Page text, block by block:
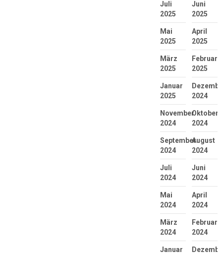
Juli
2025
Juni
2025
Mai
2025
April
2025
März
2025
Februar
2025
Januar
2025
2024
November
2024
Oktober
2024
September
2024
August
2024
Juli
2024
Juni
2024
Mai
2024
April
2024
März
2024
Februar
2024
Januar